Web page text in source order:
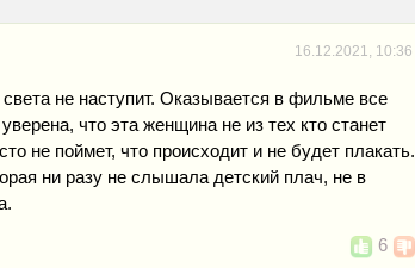
16.12.2021, 10:36
не наступит. Оказывается в фильме все
что эта женщина не из тех кто станет
не поймет, что происходит и не будет плакать.
ни разу не слышала детский плач, не в
6